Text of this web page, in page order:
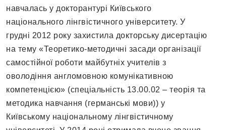
навчалась у докторантурі Київського
національного лінгвістичного університету. У
грудні 2012 року захистила докторську дисертацію
на тему «Теоретико-методичні засади організації
самостійної роботи майбутніх учителів з
оволодіння англомовною комунікативною
компетенцією» (спеціальність 13.00.02 – теорія та
методика навчання (германські мови)) у
Київському національному лінгвістичному